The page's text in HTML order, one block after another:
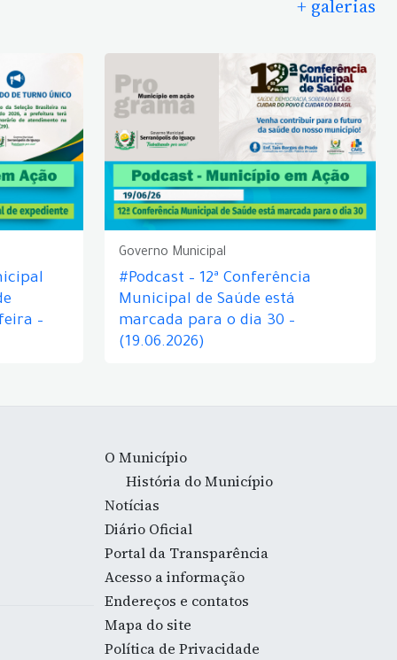
+ galerias
–
Governo Municipal
#Podcast – 12ª Conferência
Municipal de Saúde está
marcada para o dia 30 –
(19.06.2026)
O Município
História do Município
Notícias
Diário Oficial
Portal da Transparência
Acesso a informação
Endereços e contatos
Mapa do site
Política de Privacidade